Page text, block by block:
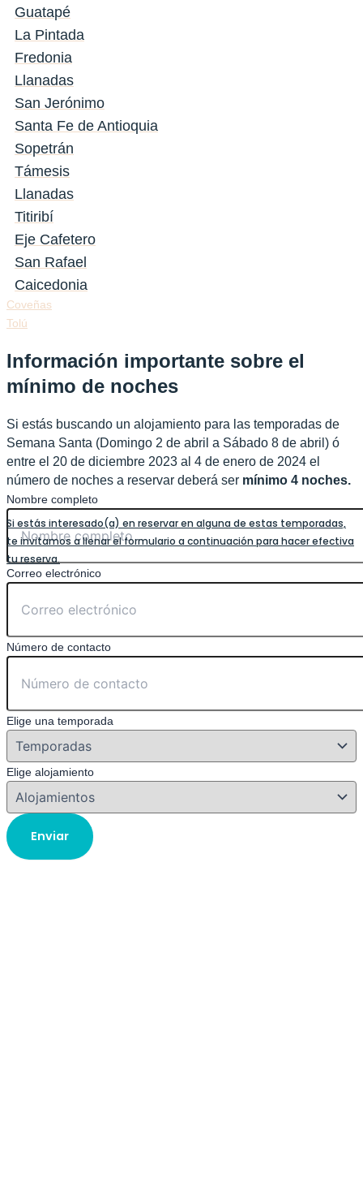
Guatapé
La Pintada
Fredonia
Llanadas
San Jerónimo
Santa Fe de Antioquia
Sopetrán
Támesis
Llanadas
Titiribí
Eje Cafetero
San Rafael
Caicedonia
Coveñas
Tolú
Información importante sobre el
mínimo de noches
Si estás buscando un alojamiento para las temporadas de
Semana Santa (Domingo 2 de abril a Sábado 8 de abril) ó
entre el 20 de diciembre 2023 al 4 de enero de 2024 el
número de noches a reservar deberá ser mínimo 4 noches.
Nombre completo
Correo electrónico
Número de contacto
Elige una temporada
Elige alojamiento
Enviar
Si estás interesado(a) en reservar en alguna de estas temporadas,
te invitamos a llenar el formulario a continuación para hacer efectiva
tu reserva.